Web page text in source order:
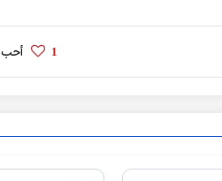
1 أحب